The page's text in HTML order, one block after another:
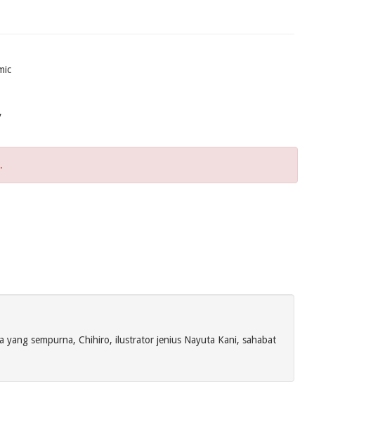
sempurna, Chihiro, ilustrator jenius Nayuta Kani, sahabat